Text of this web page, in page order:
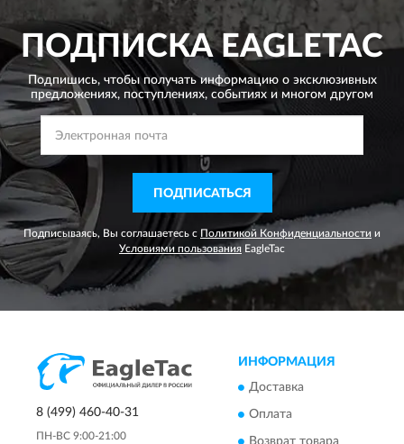
ПОДПИСКАEAGLETAC
Подпишись, чтобы получать информацию о эксклюзивных
предложениях, поступлениях, событиях и многом другом
ПОДПИСАТЬСЯ
Подписываясь, Вы соглашаетесь с Политикой Конфиденциальности и
Условиями пользования EagleTac
8 (499) 460-40-31
ПН-ВС 9:00-21:00
ИНФОРМАЦИЯ
Доставка
Оплата
Возврат товара